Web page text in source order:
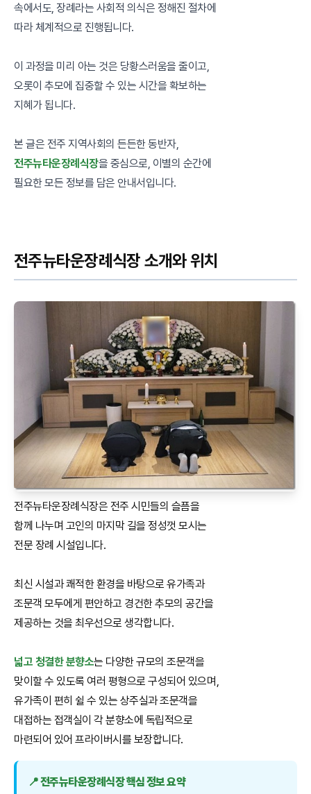
속에서도, 장례라는 사회적 의식은 정해진 절차에
따라 체계적으로 진행됩니다.
이 과정을 미리 아는 것은 당황스러움을 줄이고,
오롯이 추모에 집중할 수 있는 시간을 확보하는
지혜가 됩니다.
본 글은 전주 지역사회의 든든한 동반자,
전주뉴타운장례식장을 중심으로, 이별의 순간에
필요한 모든 정보를 담은 안내서입니다.
전주뉴타운장례식장 소개와 위치
전주뉴타운장례식장은 전주 시민들의 슬픔을
함께 나누며 고인의 마지막 길을 정성껏 모시는
전문 장례 시설입니다.
최신 시설과 쾌적한 환경을 바탕으로 유가족과
조문객 모두에게 편안하고 경건한 추모의 공간을
제공하는 것을 최우선으로 생각합니다.
넓고 청결한 분향소는 다양한 규모의 조문객을
맞이할 수 있도록 여러 평형으로 구성되어 있으며,
유가족이 편히 쉴 수 있는 상주실과 조문객을
대접하는 접객실이 각 분향소에 독립적으로
마련되어 있어 프라이버시를 보장합니다.
📍 전주뉴타운장례식장 핵심 정보 요약